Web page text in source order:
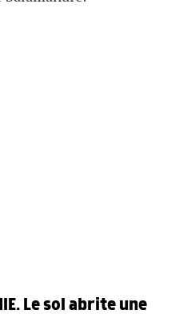
Le sol abrite une